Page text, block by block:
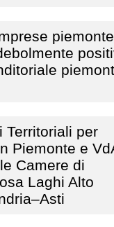
Territoriali per
Piemonte e
Camere di
Laghi Alto